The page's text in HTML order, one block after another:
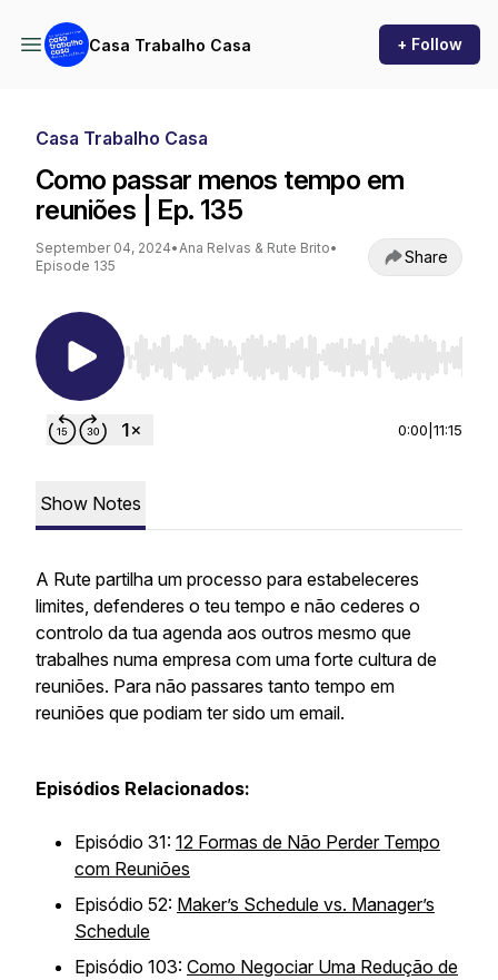
Casa Trabalho Casa + Follow
Casa Trabalho Casa
Como passar menos tempo em
reuniões | Ep. 135
September 04, 2024•Ana Relvas & Rute Brito•
Episode 135
Share
Use Left/Right to seek, Home/End to jump to
0:00 11:15
Show Notes
A Rute partilha um processo para estabeleceres
limites, defenderes o teu tempo e não cederes o
controlo da tua agenda aos outros mesmo que
trabalhes numa empresa com uma forte cultura de
reuniões. Para não passares tanto tempo em
reuniões que podiam ter sido um email.
Episódios Relacionados:
Episódio 31: 12 Formas de Não Perder Tempo
com Reuniões
Episódio 52: Maker’s Schedule vs. Manager’s
Schedule
Episódio 103: Como Negociar Uma Redução de